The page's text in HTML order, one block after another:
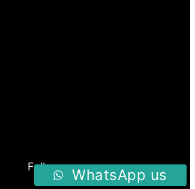
Follow usWhatsApp us